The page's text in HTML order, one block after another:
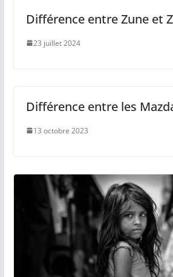
Différence entre Zune et
23 juillet 2024
Différence entre les
13 octobre 2023